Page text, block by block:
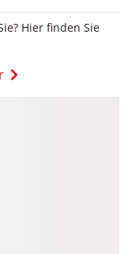
Hier finden Sie